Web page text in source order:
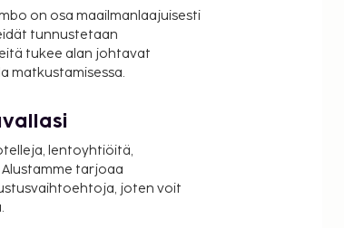
on osa maailmanlaajuisesti
tunnustetaan
tukee alan johtavat
matkustamisessa.
lentoyhtiöitä,
tarjoaa
joten voit